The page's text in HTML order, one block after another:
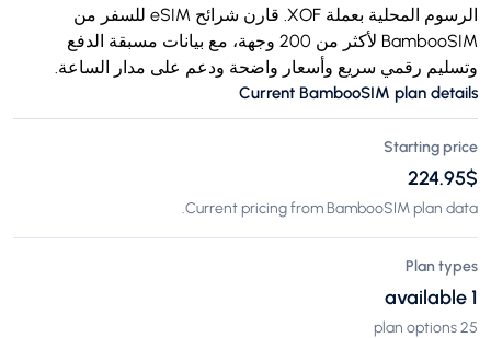
الرسوم المحلية بعملة XOF. قارن شرائح eSIM للسفر من
BambooSIM لأكثر من 200 وجهة، مع بيانات مسبقة الدفع
وتسليم رقمي سريع وأسعار واضحة ودعم على مدار الساعة.
Current BambooSIM plan details
Starting price
$‏224.95
Current pricing from BambooSIM plan data.
Plan types
1 available
25 plan options